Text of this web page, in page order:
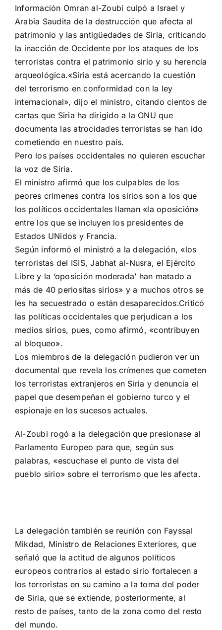
Información Omran al-Zoubi culpó a Israel y
Arabia Saudita de la destrucción que afecta al
patrimonio y las antigüedades de Siria, criticando
la inacción de Occidente por los ataques de los
terroristas contra el patrimonio sirio y su herencia
arqueológica.«Siria está acercando la cuestión
del terrorismo en conformidad con la ley
internacional», dijo el ministro, citando cientos de
cartas que Siria ha dirigido a la ONU que
documenta las atrocidades terroristasse han ido
cometiendo en nuestro país.
Pero los países occidentales no quieren escuchar
la voz de Siria.
El ministro afirmó que los culpables de los
peores crímenes contra los sirios son a los que
los políticos occidentales llaman «la oposición»
entre los que se incluyen los presidentes de
Estados UNidos y Francia.
Según informó el ministró a la delegación, «los
terroristas del ISIS, Jabhat al-Nusra, el Ejército
Libre y la ‘oposición moderada’ han matado a
más de 40 periositas sirios» y a muchos otros se
les ha secuestrado o están desaparecidos.Criticó
las políticas occidentales que perjudican a los
medios sirios, pues, como afirmó, «contribuyen
al bloqueo».
Los miembros de la delegación pudieron ver un
documental que revela los crímenes que cometen
los terroristas extranjeros en Siria y denuncia el
papel que desempeñan el gobierno turco y el
espionaje en los sucesos actuales.
Al-Zoubi rogó a la delegación que presionase al
Parlamento Europeo para que, según sus
palabras, «escuchase el punto de vista del
pueblo sirio» sobre el terrorismo que les afecta.
La delegación también se reunión con Fayssal
Mikdad, Ministro de Relaciones Exteriores, que
señaló que la actitud de algunos políticos
europeos contrarios al estado sirio fortalecen a
los terroristas en su camino a la toma del poder
de Siria, que se extiende, posteriormente, al
resto de países, tanto de la zona como del resto
del mundo.